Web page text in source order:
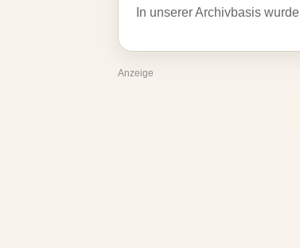
In unserer Archivbasis wurde
Anzeige